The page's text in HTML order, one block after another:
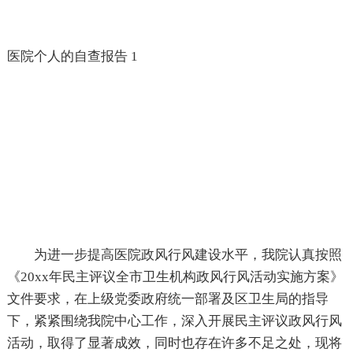
医院个人的自查报告 1
为进一步提高医院政风行风建设水平，我院认真按照
《20xx年民主评议全市卫生机构政风行风活动实施方案》
文件要求，在上级党委政府统一部署及区卫生局的指导
下，紧紧围绕我院中心工作，深入开展民主评议政风行风
活动，取得了显著成效，同时也存在许多不足之处，现将